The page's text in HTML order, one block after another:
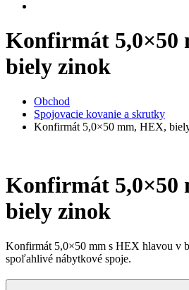
Konfirmát 5,0×50
biely zinok
Obchod
Spojovacie kovanie a skrutky
Konfirmát 5,0×50 mm, HEX,
Konfirmát 5,0×50
biely zinok
Konfirmát 5,0×50 mm s HEX hlavou v
spoľahlivé nábytkové spoje.